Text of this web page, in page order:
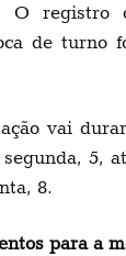
O registro
de turno
vai
5,
8.
para a